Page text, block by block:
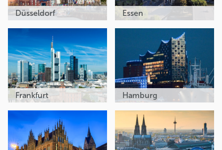
Düsseldorf Essen
Frankfurt Hamburg